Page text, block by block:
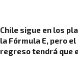
Chile sigue en los
la Fórmula E, pero el
regreso tendrá que